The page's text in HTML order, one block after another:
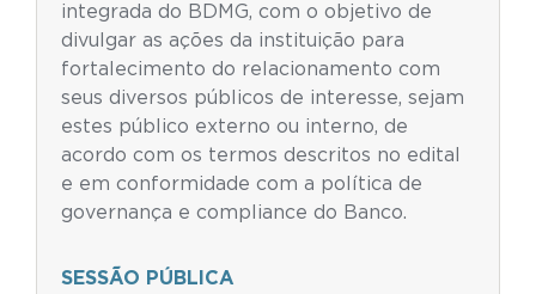
integrada do BDMG, com o objetivo de
divulgar as ações da instituição para
fortalecimento do relacionamento com
seus diversos públicos de interesse, sejam
estes público externo ou interno, de
acordo com os termos descritos no edital
e em conformidade com a política de
governança e compliance do Banco.
SESSÃO PÚBLICA